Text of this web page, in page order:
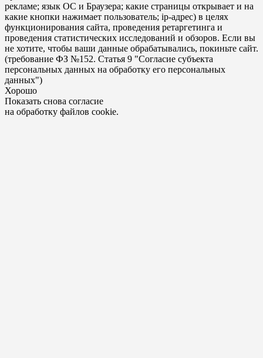
рекламе; язык ОС и Браузера; какие страницы открывает и на
какие кнопки нажимает пользователь; ip-адрес) в целях
функционирования сайта, проведения ретаргетинга и
проведения статистических исследований и обзоров. Если вы
не хотите, чтобы ваши данные обрабатывались, покиньте сайт.
(требование ФЗ №152. Статья 9 "Согласие субъекта
персональных данных на обработку его персональных
данных")
Хорошо
Показать снова согласие
на обработку файлов cookie.